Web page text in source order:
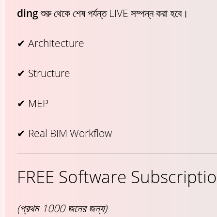
dingশুরু থেকে শেষ পর্যন্ত LIVE সম্পন্ন করা হবে।
✔ Architecture
✔ Structure
✔ MEP
✔ Real BIM Workflow
FREE Software
(প্রথম 1000 জনের জন্য)